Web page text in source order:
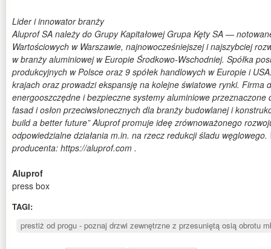
Lider i innowator branży
Aluprof SA należy do Grupy Kapitałowej Grupa Kęty SA —
Wartościowych w Warszawie, najnowocześniejszej i najszybciej
w branży aluminiowej w Europie Środkowo-Wschodniej. Spółka
produkcyjnych w Polsce oraz 9 spółek handlowych w Europie i
krajach oraz prowadzi ekspansję na kolejne światowe rynki. Firma
energooszczędne i bezpieczne systemy aluminiowe przeznaczone
fasad i osłon przeciwsłonecznych dla branży budowlanej i
build a better future” Aluprof promuje ideę zrównoważonego
odpowiedzialne działania m.in. na rzecz redukcji śladu
producenta: https://aluprof.com .
Aluprof
press box
TAGI:
prestiż od progu - poznaj drzwi zewnętrzne z przesuniętą osią obrotu